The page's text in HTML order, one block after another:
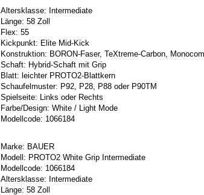
Altersklasse: Intermediate
Länge: 58 Zoll
Flex: 55
Kickpunkt: Elite Mid-Kick
Konstruktion: BORON-Faser, TeXtreme-Carbon,
Schaft: Hybrid-Schaft mit Grip
Blatt: leichter PROTO2-Blattkern
Schaufelmuster: P92, P28, P88 oder P90TM
Spielseite: Links oder Rechts
Farbe/Design: White / Light Mode
Modellcode: 1066184
Marke: BAUER
Modell: PROTO2 White Grip Intermediate
Modellcode: 1066184
Altersklasse: Intermediate
Länge: 58 Zoll